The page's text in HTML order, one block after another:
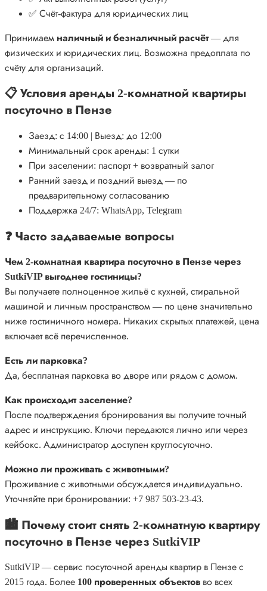
✅ Счёт-фактура для юридических лиц
Принимаем наличный и безналичный расчёт— для
физических и юридических лиц. Возможна предоплата по
счёту для организаций.
📋 Условия аренды 2-комнатной квартиры
посуточно в Пензе
Заезд: с 14:00 | Выезд: до 12:00
Минимальный срок аренды: 1 сутки
При заселении: паспорт + возвратный залог
Ранний заезд и поздний выезд — по
предварительному согласованию
Поддержка 24/7: WhatsApp, Telegram
❓ Часто задаваемые вопросы
Чем 2-комнатная квартира посуточно в Пензе через
SutkiVIP выгоднее гостиницы?
Вы получаете полноценное жильё с кухней, стиральной
машиной и личным пространством — по цене значительно
ниже гостиничного номера. Никаких скрытых платежей, цена
включает всё перечисленное.
Есть ли парковка?
Да, бесплатная парковка во дворе или рядом с домом.
Как происходит заселение?
После подтверждения бронирования вы получите точный
адрес и инструкцию. Ключи передаются лично или через
кейбокс. Администратор доступен круглосуточно.
Можно ли проживать с животными?
Проживание с животными обсуждается индивидуально.
Уточняйте при бронировании: +7 987 503-23-43.
🏙️ Почему стоит снять 2-комнатную квартиру
посуточно в Пензе через SutkiVIP
SutkiVIP — сервис посуточной аренды квартир в Пензе с
2015 года. Более 100 проверенных объектов во всех